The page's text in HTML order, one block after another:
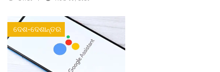
ଦେଶ-ଦେଶାନ୍ତର